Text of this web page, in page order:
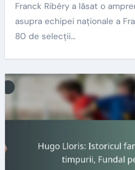
Franck Ribéry a lăsat o amprentă de neșters
asupra echipei naționale a
80 de selecții…